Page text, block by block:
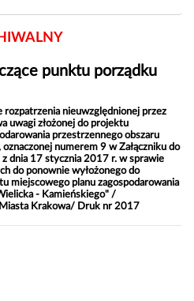
punktu porządku
rozpatrzenia nieuwzględnionej przez
uwagi złożonej do projektu
przestrzennego obszaru
numerem 9 w Załączniku do
dnia 17 stycznia 2017 r. w sprawie
do ponownie wyłożonego do
miejscowego planu zagospodarowania
- Kamieńskiego" /
Krakowa/ Druk nr 2017